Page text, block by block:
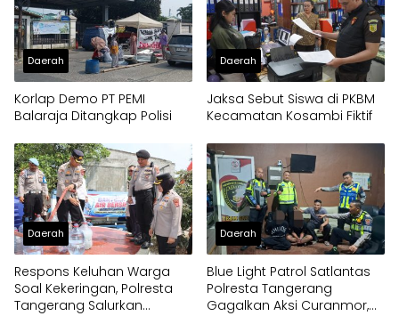
Daerah
Korlap Demo PT PEMI
Balaraja Ditangkap Polisi
Daerah
Jaksa Sebut Siswa di PKBM
Kecamatan Kosambi Fiktif
Daerah
Respons Keluhan Warga
Soal Kekeringan, Polresta
Tangerang Salurkan
Daerah
Blue Light Patrol Satlantas
Polresta Tangerang
Gagalkan Aksi Curanmor,